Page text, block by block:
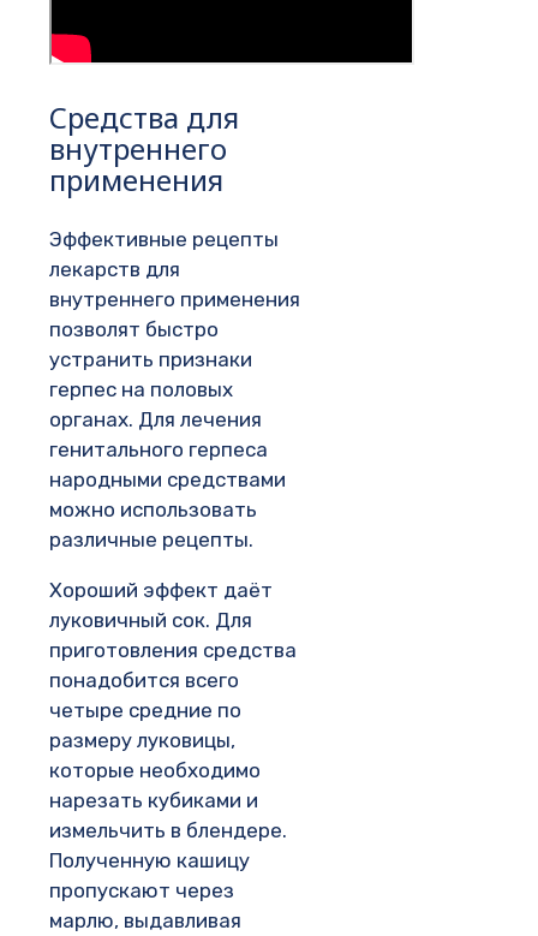
Средства для
внутреннего
применения
Эффективные рецепты
лекарств для
внутреннего применения
позволят быстро
устранить признаки
герпес на половых
органах. Для лечения
генитального герпеса
народными средствами
можно использовать
различные рецепты.
Хороший эффект даёт
луковичный сок. Для
приготовления средства
понадобится всего
четыре средние по
размеру луковицы,
которые необходимо
нарезать кубиками и
измельчить в блендере.
Полученную кашицу
пропускают через
марлю, выдавливая